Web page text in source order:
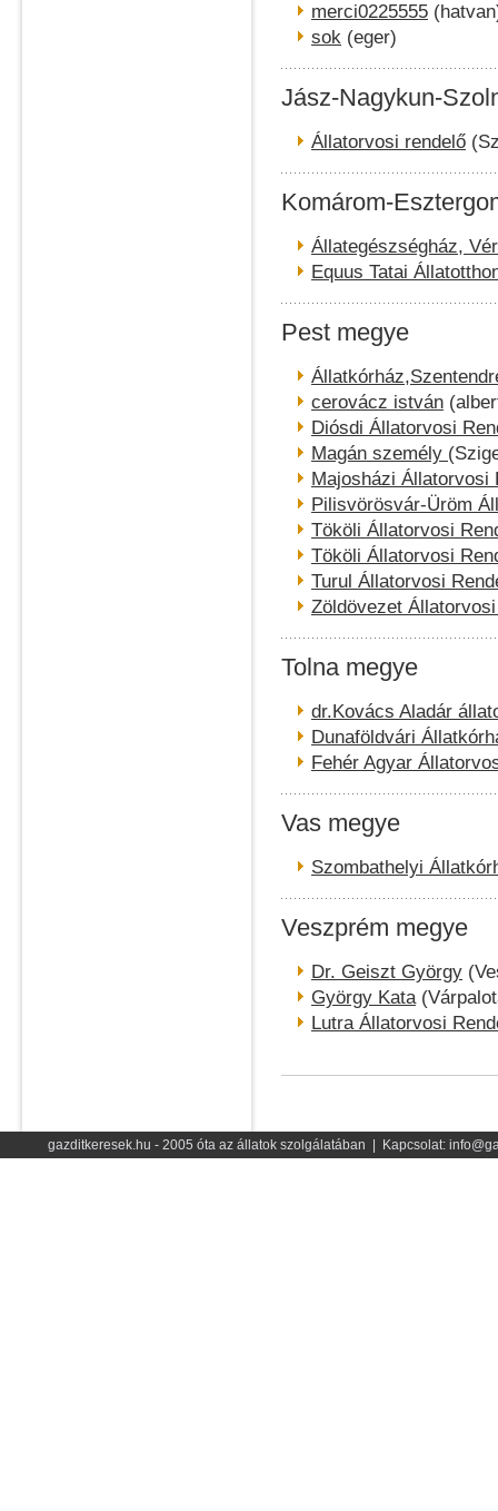
merci0225555
sok (eger)
Jász-Nagykun-
Állatorvosi rendelő
Komárom-
Állategészségház,
Equus Tatai
Pest megye
cerovácz istván
Diósdi Állatorvosi
Magán személy
Majosházi Állatorvosi
Pilisvörösvár-Üröm
Tököli Állatorvosi
Tököli Állatorvosi
Turul Állatorvosi
Zöldövezet
Tolna megye
dr.Kovács Aladár
Dunaföldvári
Fehér Agyar
Vas megye
Szombathelyi
Veszprém megye
Dr. Geiszt György
György Kata
Lutra Állatorvosi
gazditkeresek.hu - 2005 óta az állatok szolgálatában | Kapcsolat: